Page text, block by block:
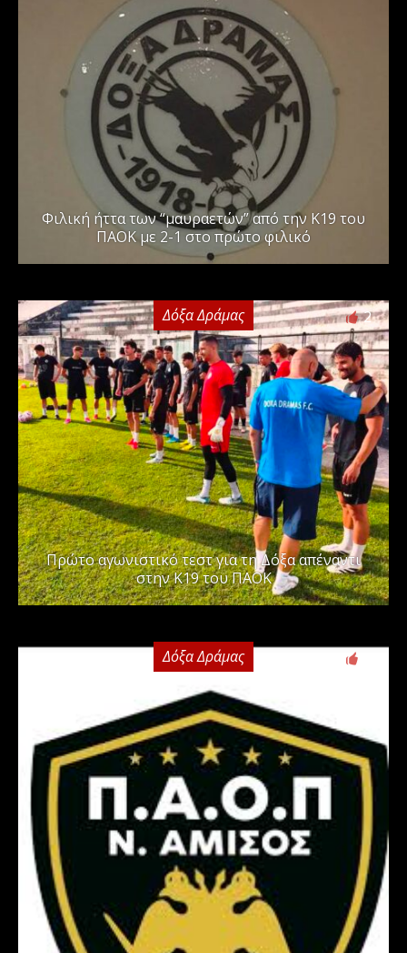
Φιλική ήττα των “μαυραετών” από την Κ19 του
ΠΑΟΚ με 2-1 στο πρώτο φιλικό
Δόξα Δράμας 2
Πρώτο αγωνιστικό τεστ για τη Δόξα απέναντι
στην Κ19 του ΠΑΟΚ
Δόξα Δράμας